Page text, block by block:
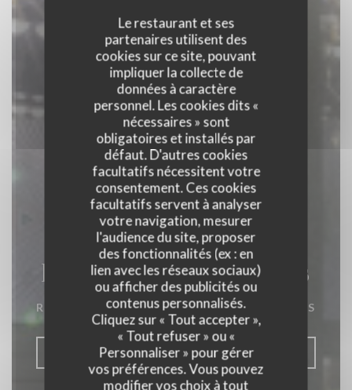
Le restaurant et ses
partenaires utilisent des
cookies sur ce site, pouvant
impliquer la collecte de
données à caractère
personnel. Les cookies dits «
nécessaires » sont
obligatoires et installés par
défaut. D'autres cookies
facultatifs nécessitent votre
consentement. Ces cookies
facultatifs servent à analyser
votre navigation, mesurer
l'audience du site, proposer
des fonctionnalités (ex : en
lien avec les réseaux sociaux)
ou afficher des publicités ou
contenus personnalisés.
Cliquez sur « Tout accepter »,
« Tout refuser » ou «
Personnaliser » pour gérer
vos préférences. Vous pouvez
modifier vos choix à tout
La Closerie des Lilas
RESTAURANT GASTRONOMIQUE PARIS
RÉSERVER